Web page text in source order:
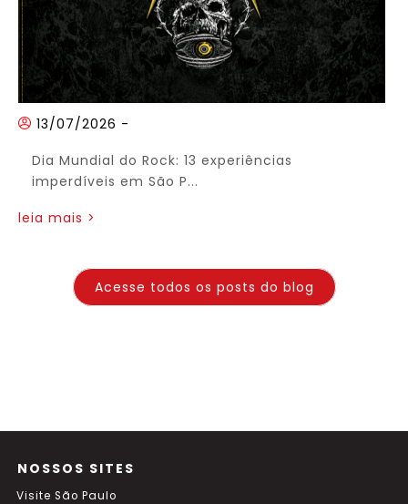
13/07/2026 -
Dia Mundial do Rock: 13 experiências
imperdíveis em São P...
leia mais >
Acesse todos os posts do blog
NOSSOS SITES
Visite São Paulo